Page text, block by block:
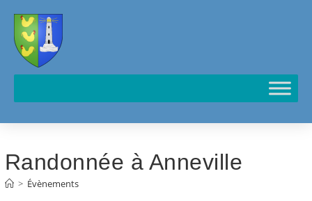
Randonnée à Anneville
> Évènements